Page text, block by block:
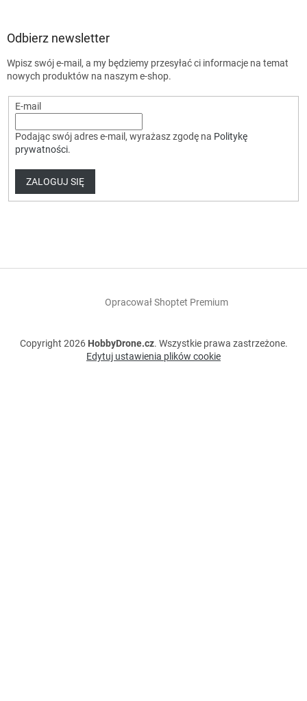
Odbierz newsletter
Wpisz swój e-mail, a my będziemy przesyłać ci informacje na temat
nowych produktów na naszym e-shop.
E-mail
Podając swój adres e-mail, wyrażasz zgodę na Politykę
prywatności.
ZALOGUJ SIĘ
Opracował Shoptet Premium
Copyright 2026 HobbyDrone.cz. Wszystkie prawa zastrzeżone.
Edytuj ustawienia plików cookie